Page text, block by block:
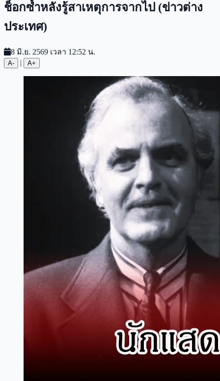
ช็อกซ้ำหลังรู้สาเหตุการจากไป (ข่าวต่าง
ประเทศ)
8 มิ.ย. 2569 เวลา 12:52 น.
A- | A+